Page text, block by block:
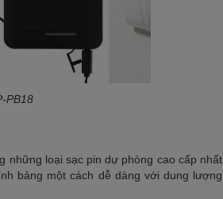
PB18
những loại sạc pin dự phòng cao cấp nhất
bảng một cách dễ dàng với dung lượng